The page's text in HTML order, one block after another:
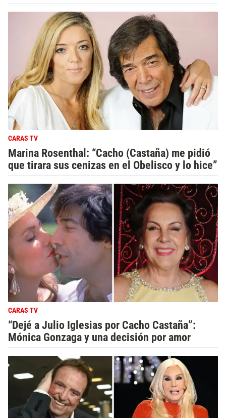
CARAS TV
Marina Rosenthal: “Cacho (Castaña) me pidió
que tirara sus cenizas en el Obelisco y lo hice”
CARAS TV
“Dejé a Julio Iglesias por Cacho Castaña”:
Mónica Gonzaga y una decisión por amor